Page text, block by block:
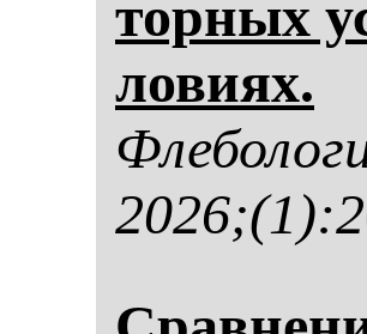
тор­ных
ло­ви­ях.